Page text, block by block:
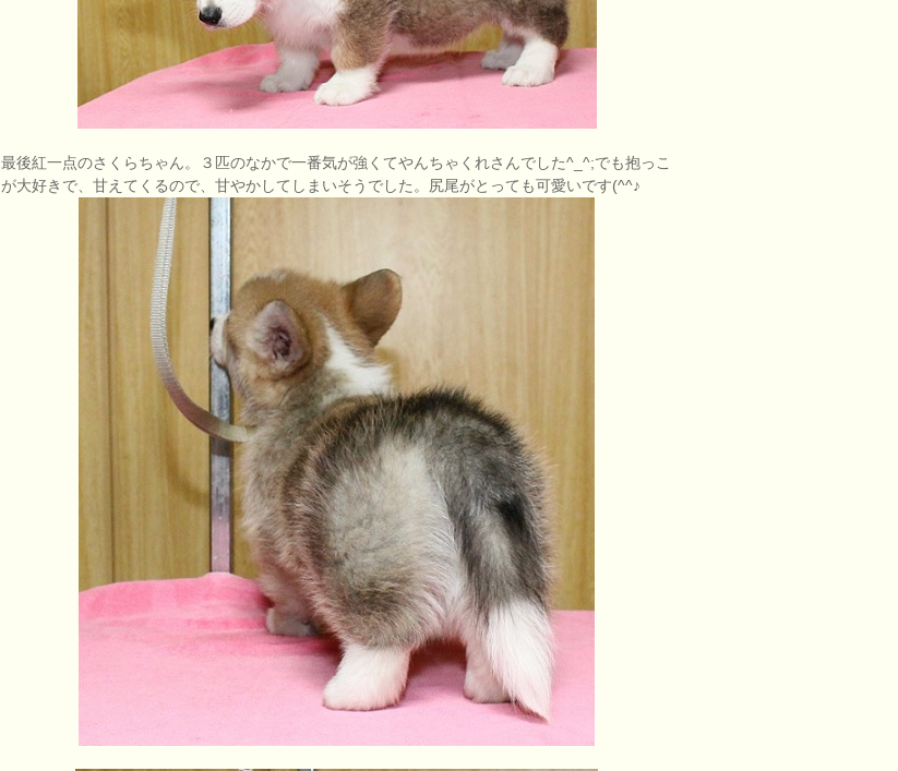
最後紅一点のさくらちゃん。３匹のなかで一番気が強くてやんちゃくれさんでした^_^;でも抱っこ
が大好きで、甘えてくるので、甘やかしてしまいそうでした。尻尾がとっても可愛いです(^^♪